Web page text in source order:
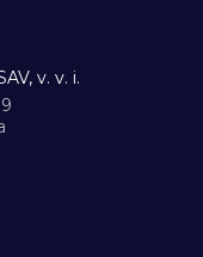
v. v. i.